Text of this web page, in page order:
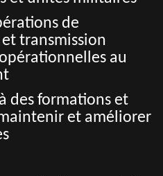
de
transmission
au
des formations et
et améliorer